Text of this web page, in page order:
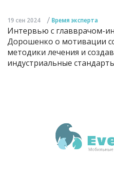
19 сен 2024 / Время эксперта
Интервью с главврачом-
Дорошенко о мотивации
методики лечения и
индустриальные